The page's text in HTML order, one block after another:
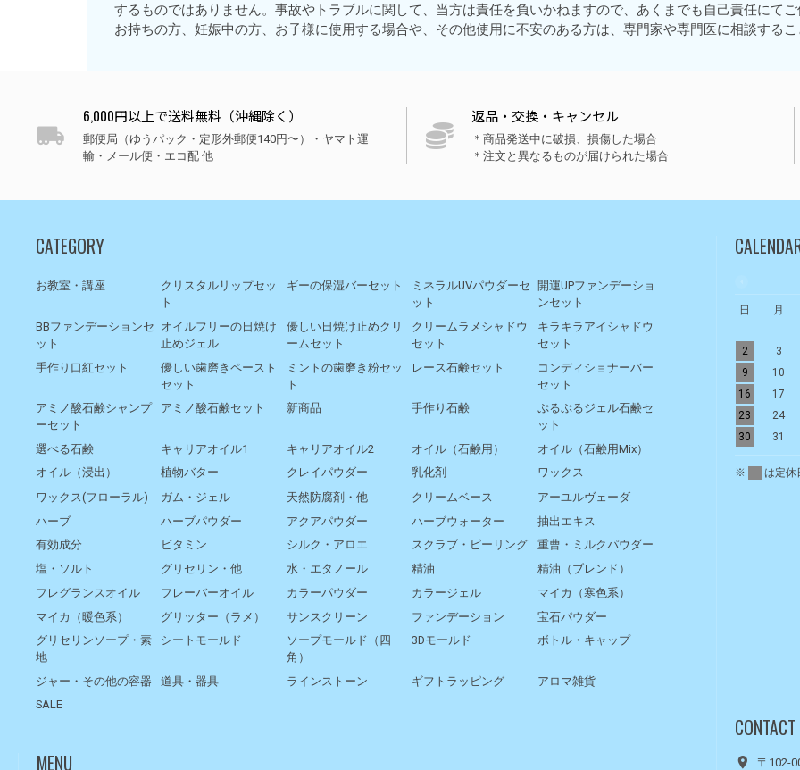
するものではありません。事故やトラブルに関して、当方は責任を負いかねますので、あくまでも自己責任にて
お持ちの方、妊娠中の方、お子様に使用する場合や、その他使用に不安のある方は、専門家や専門医に相談する
6,000円以上で送料無料（沖縄除く）
郵便局（ゆうパック・定形外郵便140円〜）・ヤマト運
輸・メール便・エコ配 他
返品・交換・キャンセル
＊商品発送中に破損、損傷した場合
＊注文と異なるものが届けられた場合
CATEGORY
お教室・講座
クリスタルリップセッ
ト
ギーの保湿バーセット
ミネラルUVパウダーセ
ット
開運UPファンデーショ
ンセット
BBファンデーションセ
ット
オイルフリーの日焼け
止めジェル
優しい日焼け止めクリ
ームセット
クリームラメシャドウ
セット
キラキラアイシャドウ
セット
手作り口紅セット
優しい歯磨きペースト
セット
ミントの歯磨き粉セッ
ト
レース石鹸セット
コンディショナーバー
セット
アミノ酸石鹸シャンプ
ーセット
アミノ酸石鹸セット 新商品 手作り石鹸
ぷるぷるジェル石鹸セ
ット
選べる石鹸
キャリアオイル1 キャリアオイル2 オイル（石鹸用）
オイル（石鹸用Mix）
オイル（浸出）
植物バター クレイパウダー 乳化剤
ワックス
ワックス(フローラル)
ガム・ジェル 天然防腐剤・他 クリームベース
アーユルヴェーダ
ハーブ
ハーブパウダー アクアパウダー ハーブウォーター
抽出エキス
有効成分
ビタミン シルク・アロエ スクラブ・ピーリング
重曹・ミルクパウダー
塩・ソルト
グリセリン・他 水・エタノール 精油
精油（ブレンド）
フレグランスオイル
フレーバーオイル カラーパウダー カラージェル
マイカ（寒色系）
マイカ（暖色系）
グリッター（ラメ） サンスクリーン ファンデーション
宝石パウダー
グリセリンソープ・素
地
シートモールド
ソープモールド（四
角）
3Dモールド ボトル・キャップ
ジャー・その他の容器 道具・器具 ラインストーン ギフトラッピング
アロマ雑貨
SALE
日 月
2
3
9
10
16
17
23
24
30
31
※ は定休
MENU 〒102-